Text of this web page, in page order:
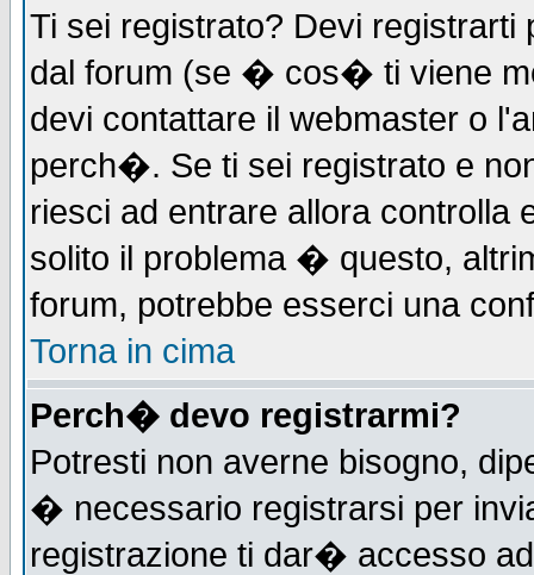
Ti sei registrato? Devi registrarti
dal forum (se � cos� ti viene
devi contattare il webmaster o
perch�. Se ti sei registrato e
riesci ad entrare allora controlla
solito il problema � questo,
forum, potrebbe esserci una
Torna in cima
Perch� devo registrarmi?
Potresti non averne bisogno,
� necessario registrarsi per
registrazione ti dar� accesso